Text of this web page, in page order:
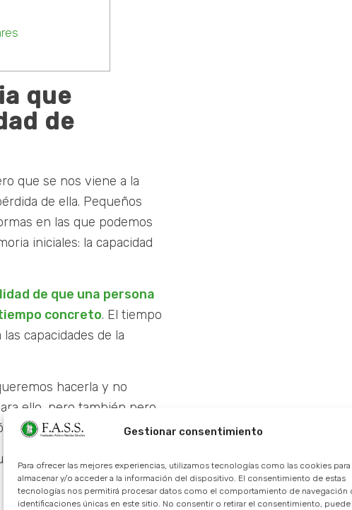
Gestionar consentimiento
Para ofrecer las mejores experiencias, utilizamos tecnologías como las cookies para
almacenar y/o acceder a la información del dispositivo. El consentimiento de estas
tecnologías nos permitirá procesar datos como el comportamiento de navegación
identificaciones únicas en este sitio. No consentir o retirar el consentimiento, puede
que
de
que se nos viene a la
de ella. Pequeños
en las que podemos
iniciales: la capacidad
de que una persona
concreto. El tiempo
capacidades de la
hacerla y no
ello, pero también pero
en cuestión.
podemos ir notando